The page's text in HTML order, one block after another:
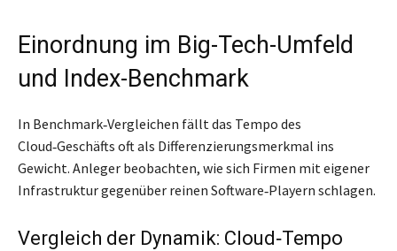
Einordnung im Big-Tech-Umfeld
und Index-Benchmark
In Benchmark‑Vergleichen fällt das Tempo des
Cloud‑Geschäfts oft als Differenzierungsmerkmal ins
Gewicht. Anleger beobachten, wie sich Firmen mit eigener
Infrastruktur gegenüber reinen Software‑Playern schlagen.
Vergleich der Dynamik: Cloud‑Tempo